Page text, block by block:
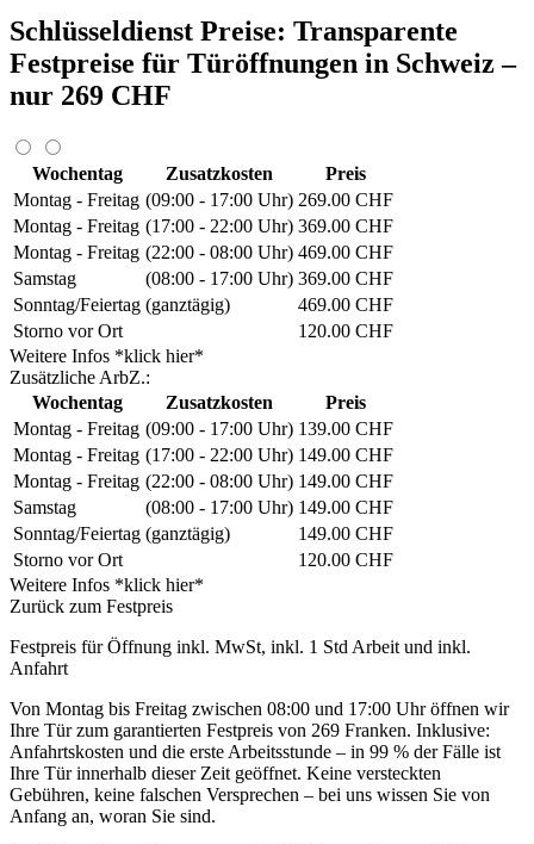
Schlüsseldienst Preise: Transparente
Festpreise für Türöffnungen in Schweiz –
nur 269 CHF
Wochentag Zusatzkosten
Preis
Montag - Freitag (09:00 - 17:00 Uhr) 269.00 CHF
Montag - Freitag (17:00 - 22:00 Uhr) 369.00 CHF
Montag - Freitag (22:00 - 08:00 Uhr) 469.00 CHF
Samstag
(08:00 - 17:00 Uhr) 369.00 CHF
Sonntag/Feiertag (ganztägig)
469.00 CHF
Storno vor Ort
120.00 CHF
Weitere Infos *klick hier*
Zusätzliche ArbZ.:
Wochentag
Zusatzkosten
Preis
Montag - Freitag (09:00 - 17:00 Uhr) 139.00 CHF
Montag - Freitag (17:00 - 22:00 Uhr) 149.00 CHF
Montag - Freitag (22:00 - 08:00 Uhr) 149.00 CHF
Samstag
(08:00 - 17:00 Uhr) 149.00 CHF
Sonntag/Feiertag (ganztägig)
149.00 CHF
Storno vor Ort
120.00 CHF
Weitere Infos *klick hier*
Zurück zum Festpreis
Festpreis für Öffnung inkl. MwSt, inkl. 1 Std Arbeit und inkl.
Anfahrt
Von Montag bis Freitag zwischen 08:00 und 17:00 Uhr öffnen wir
Ihre Tür zum garantierten Festpreis von 269 Franken. Inklusive:
Anfahrtskosten und die erste Arbeitsstunde – in 99 % der Fälle ist
Ihre Tür innerhalb dieser Zeit geöffnet. Keine versteckten
Gebühren, keine falschen Versprechen – bei uns wissen Sie von
Anfang an, woran Sie sind.